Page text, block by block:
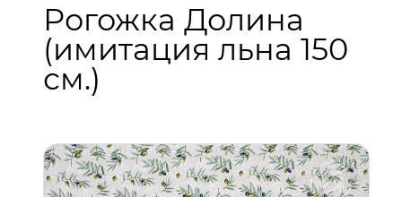
Рогожка Долина
(имитация льна 150
см.)